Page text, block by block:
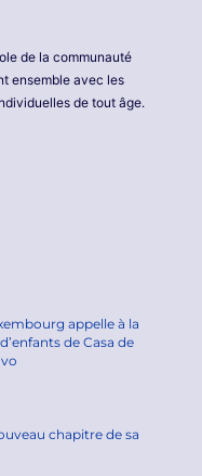
de la communauté
ensemble avec les
de tout âge.
appelle à la
de Casa de
chapitre de sa